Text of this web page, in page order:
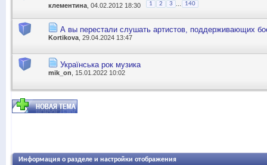
клементина , 04.02.2012 18:30 1 2 3 140
А вы перестали слушать артистов, поддерживающих
Kortikova , 29.04.2024 13:47
Українська рок музика
mik_on , 15.01.2022 10:02
Информация о разделе и настройки отображения